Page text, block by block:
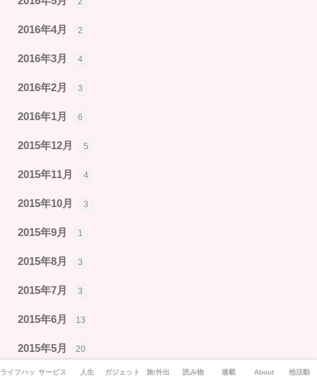
2016年4月 2
2016年3月 4
2016年2月 3
2016年1月 6
2015年12月 5
2015年11月 4
2015年10月 3
2015年9月 1
2015年8月 3
2015年7月 3
2015年6月 13
2015年5月 20
2015年4月 15
ライフハックサービス 人生 ガジェット 旅/外出 読み物 連載 About 他活動